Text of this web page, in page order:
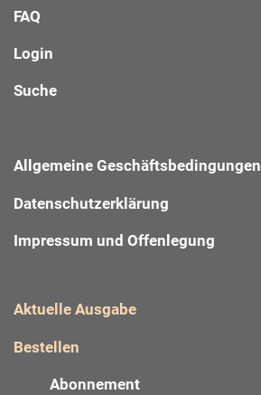
FAQ
Login
Suche
Allgemeine Geschäftsbedingungen
Datenschutzerklärung
Impressum und Offenlegung
Aktuelle Ausgabe
Bestellen
Abonnement